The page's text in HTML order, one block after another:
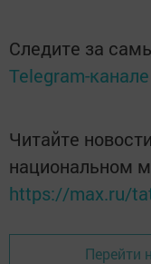
Следите за
Telegram-канале
Читайте
национальном
https://max.ru/
Перейти